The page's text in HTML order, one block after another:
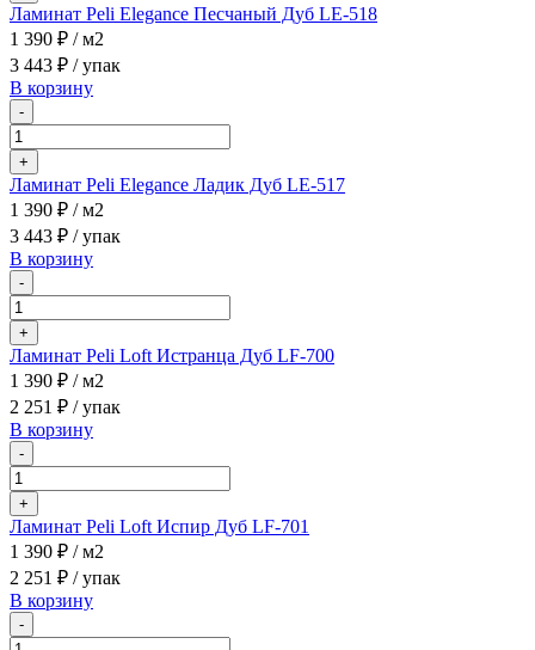
Ламинат Peli Elegance Песчаный Дуб LE-518
1 390 ₽ / м2
3 443 ₽ / упак
В корзину
-
+
Ламинат Peli Elegance Ладик Дуб LE-517
1 390 ₽ / м2
3 443 ₽ / упак
В корзину
-
+
Ламинат Peli Loft Истранца Дуб LF-700
1 390 ₽ / м2
2 251 ₽ / упак
В корзину
-
+
Ламинат Peli Loft Испир Дуб LF-701
1 390 ₽ / м2
2 251 ₽ / упак
В корзину
-